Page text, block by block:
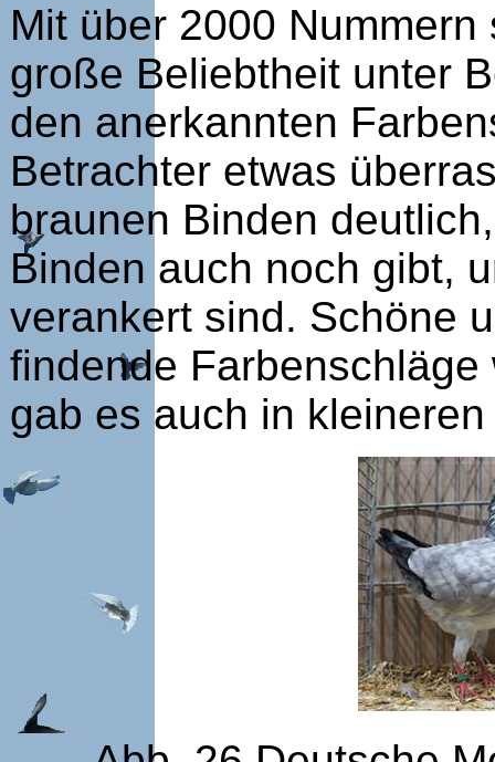
Mit über 2000
große Beliebtheit unter
den anerkannten
Betrachter etwas
braunen Binden
Binden auch noch gibt,
verankert sind. Schöne
findende
gab es auch in